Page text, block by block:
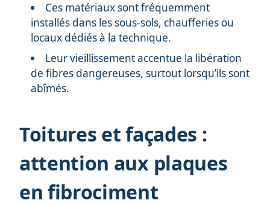
Ces matériaux sont fréquemment
installés dans les sous-sols, chaufferies ou
locaux dédiés à la technique.
Leur vieillissement accentue la libération
de fibres dangereuses, surtout lorsqu’ils sont
abîmés.
Toitures et façades :
attention aux plaques
en fibrociment